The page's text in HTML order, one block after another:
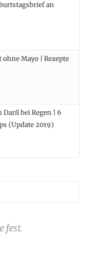
an
ohne Mayo | Rezepte
bei Regen | 6
(Update 2019)
fest.